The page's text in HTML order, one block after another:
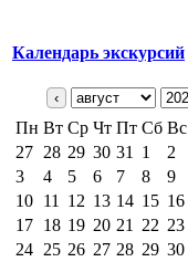
Календарь экскурсий
‹
Пн Вт Ср Чт Пт Сб Вс
27 28 29 30 31 1
2
3
4 5 6 7 8
9
10 11 12 13 14 15 16
17 18 19 20 21 22 23
24 25 26 27 28 29 30